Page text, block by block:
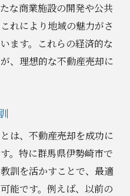
な商業施設の開発や公共
れにより地域の魅力がさ
ます。これらの経済的な
、理想的な不動産売却に
は、不動産売却を成功に
。特に群馬県伊勢崎市で
訓を活かすことで、最適
能です。例えば、以前の